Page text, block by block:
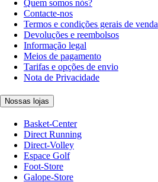
Quem somos nós?
Contacte-nos
Termos e condições gerais de venda
Devoluções e reembolsos
Informação legal
Meios de pagamento
Tarifas e opções de envio
Nota de Privacidade
Nossas lojas
Basket-Center
Direct Running
Direct-Volley
Espace Golf
Foot-Store
Galope-Store